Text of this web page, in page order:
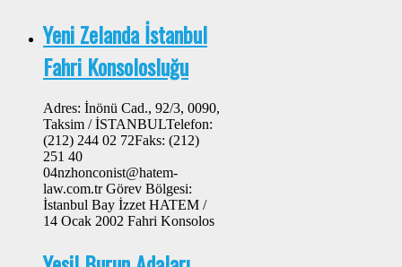
Yeni Zelanda İstanbul
Fahri Konsolosluğu
Adres: İnönü Cad., 92/3, 0090,
Taksim / İSTANBULTelefon:
(212) 244 02 72Faks: (212)
251 40
04nzhonconist@hatem-
law.com.tr Görev Bölgesi:
İstanbul Bay İzzet HATEM /
14 Ocak 2002 Fahri Konsolos